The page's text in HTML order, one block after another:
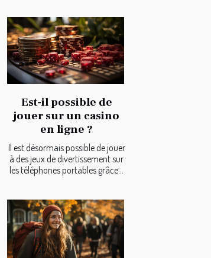
Est-il possible de
jouer sur un casino
en ligne ?
Il est désormais possible de jouer
à des jeux de divertissement sur
les téléphones portables grâce...